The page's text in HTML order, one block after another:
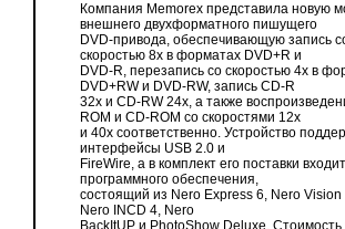
Компания Memorex представила новую
внешнего двухформатного пишущего
DVD-привода, обеспечивающую запись
скоростью 8х в форматах DVD+R и
DVD-R, перезапись со скоростью 4х в
DVD+RW и DVD-RW, запись CD-R
32х и CD-RW 24х, а также
ROM и CD-ROM со скоростями 12х
и 40х соответственно. Устройство
интерфейсы USB 2.0 и
FireWire, а в комплект его поставки
программного обеспечения,
состоящий из Nero Express 6, Nero Vision
Nero INCD 4, Nero
BackItUP и PhotoShow Deluxe. Стоимость